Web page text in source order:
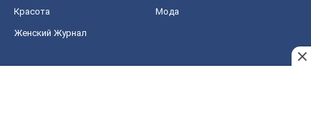
Красота Мода
Женский Журнал